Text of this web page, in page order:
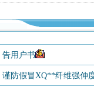
告用户书
谨防假冒XQ**纤维强伸